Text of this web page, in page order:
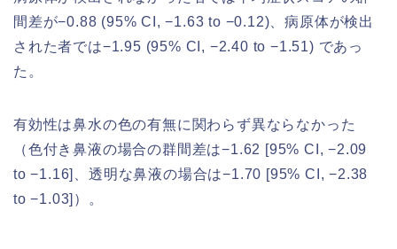
間差が−0.88 (95% CI, −1.63 to −0.12)、病原体が検出
された者では−1.95 (95% CI, −2.40 to −1.51) であっ
た。
有効性は鼻水の色の有無に関わらず異ならなかった
（色付き鼻液の場合の群間差は−1.62 [95% CI, −2.09
to −1.16]、透明な鼻液の場合は−1.70 [95% CI, −2.38
to −1.03]）。